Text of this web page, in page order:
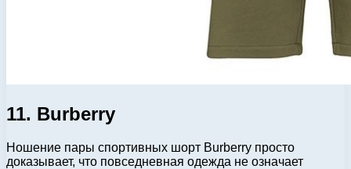
11. Burberry
Ношение пары спортивных шорт Burberry просто
доказывает, что повседневная одежда не означает